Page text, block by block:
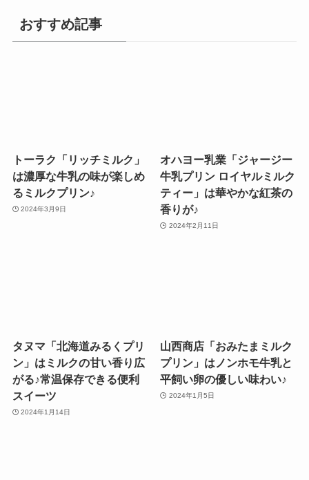
おすすめ記事
トーラク「リッチミルク」
は濃厚な牛乳の味が楽しめ
るミルクプリン♪
2024年3月9日
オハヨー乳業「ジャージー
牛乳プリン ロイヤルミルク
ティー」は華やかな紅茶の
香りが♪
2024年2月11日
タヌマ「北海道みるくプリ
ン」はミルクの甘い香り広
がる♪常温保存できる便利
スイーツ
2024年1月14日
山西商店「おみたまミルク
プリン」はノンホモ牛乳と
平飼い卵の優しい味わい♪
2024年1月5日